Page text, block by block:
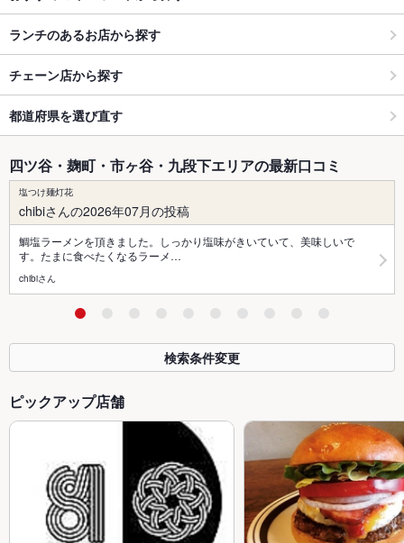
ランチのあるお店から探す
チェーン店から探す
都道府県を選び直す
四ツ谷・麹町・市ヶ谷・九段下エリアの最新口コミ
塩つけ麺灯花
chibiさんの2026年07月の投稿
鯛塩ラーメンを頂きました。しっかり塩味がきいていて、美味しいで
す。たまに食べたくなるラーメ…
chibiさん
検索条件変更
ピックアップ店舗